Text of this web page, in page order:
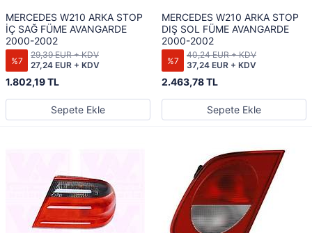
MERCEDES W210 ARKA STOP
İÇ SAĞ FÜME AVANGARDE
2000-2002
%7
1.802,19 TL
27,24 EUR + KDV
29,39 EUR + KDV
Sepete Ekle
MERCEDES W210 ARKA STOP
DIŞ SOL FÜME AVANGARDE
2000-2002
%7
2.463,78 TL
37,24 EUR + KDV
40,24 EUR + KDV
Sepete Ekle